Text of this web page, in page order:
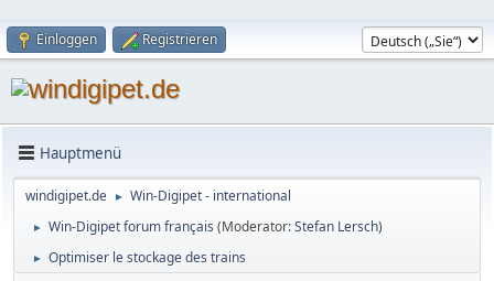
Einloggen Registrieren
Hauptmenü
windigipet.de ► Win-Digipet - international
► Win-Digipet forum français (Moderator:Stefan Lersch)
► Optimiser le stockage des trains